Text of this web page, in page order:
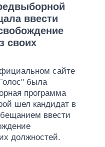
ввести
своих
сайте
была
программа
шел кандидат в
ввести
должностей.